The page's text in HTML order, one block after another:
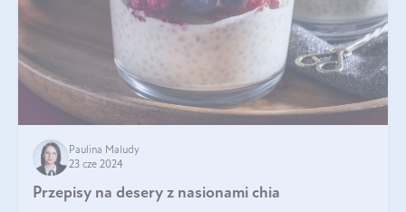
Paulina Maludy
23 cze 2024
Przepisy na desery z nasionami chia